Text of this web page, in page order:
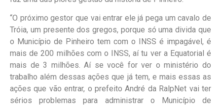
“O próximo gestor que vai entrar ele já pega um cavalo de
Tróia, um presente dos gregos, porque só uma divida que
o Município de Pinheiro tem com o INSS é impagável, é
mais de 200 milhões com o INSS, aí tu ver a Equatorial é
mais de 3 milhões. Aí se você for ver o ministério do
trabalho além dessas ações que já tem, e mais essas as
ações que vão entrar, o prefeito André da RalpNet vai ter
sérios problemas para administrar o Município de